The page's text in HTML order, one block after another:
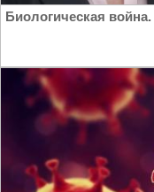
Биологическая